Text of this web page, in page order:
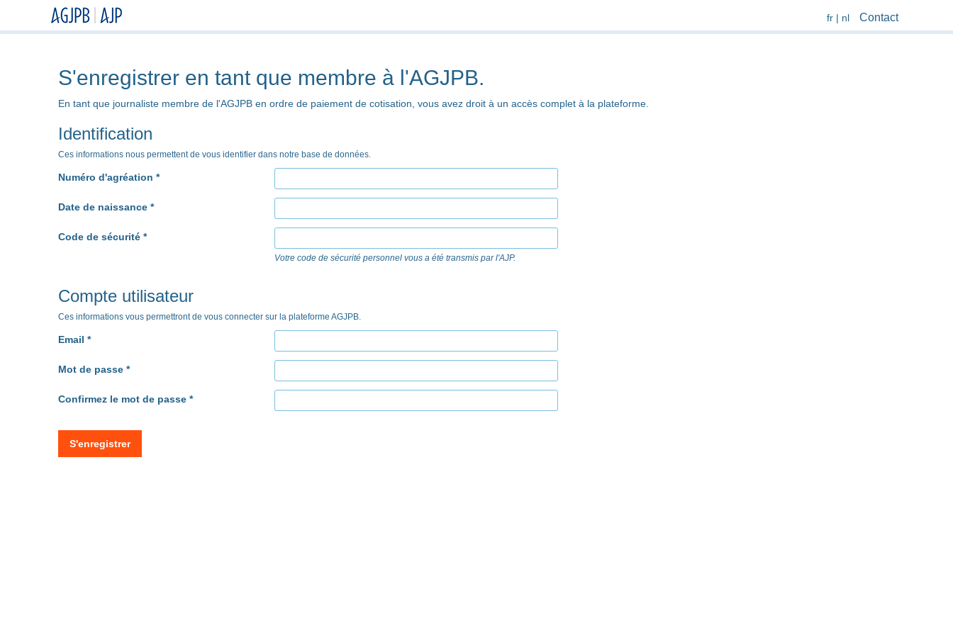
fr | nl Contact
S'enregistrer en tant que membre à l'AGJPB.
En tant que journaliste membre de l'AGJPB en ordre de paiement de cotisation, vous avez droit à un accès complet à la plateforme.
Identification
Ces informations nous permettent de vous identifier dans notre base de données.
Numéro d'agréation *
Date de naissance *
Code de sécurité *
Votre code de sécurité personnel vous a été transmis par l'AJP.
Compte utilisateur
Ces informations vous permettront de vous connecter sur la plateforme AGJPB.
Email *
Mot de passe *
Confirmez le mot de passe *